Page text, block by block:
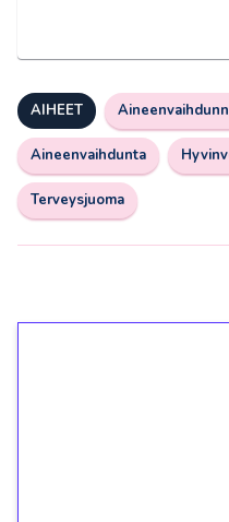
AIHEET
Aineenvaihdunta
Terveysjuoma